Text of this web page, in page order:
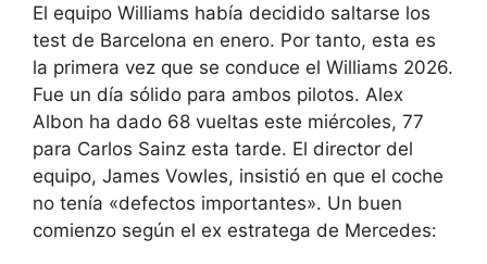
El equipo Williams había decidido saltarse los
test de Barcelona en enero. Por tanto, esta es
la primera vez que se conduce el Williams 2026.
Fue un día sólido para ambos pilotos. Alex
Albon ha dado 68 vueltas este miércoles, 77
para Carlos Sainz esta tarde. El director del
equipo, James Vowles, insistió en que el coche
no tenía «defectos importantes». Un buen
comienzo según el ex estratega de Mercedes: